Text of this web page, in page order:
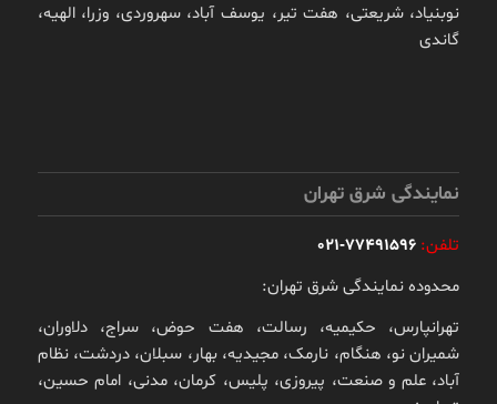
نوبنیاد، شریعتی، هفت تیر، یوسف آباد، سهروردی، وزرا، الهیه،
گاندی
نمایندگی شرق تهران
تلفن: 77491596-021
محدوده نمایندگی شرق تهران:
تهرانپارس، حکیمیه، رسالت، هفت حوض، سراج، دلاوران،
شمیران نو، هنگام، نارمک، مجیدیه، بهار، سبلان، دردشت، نظام
آباد، علم و صنعت، پیروزی، پلیس، کرمان، مدنی، امام حسین،